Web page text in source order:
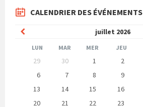
CALENDRIER DES ÉVÉNEMENTS
juillet 2026
Mois
précédent
LUN MAR MER JEU
29 30 1 2
6
7 8 9
13
14 15 16
20
21 22 23